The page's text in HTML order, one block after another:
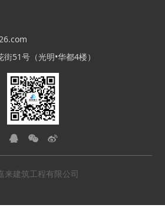
  
51号（光明•华都4楼）
建筑工程有限公司